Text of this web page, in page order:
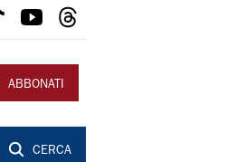
ABBONATI
CERCA